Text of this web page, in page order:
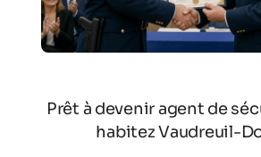
Prêt à devenir agent de
habitez Vaudreuil-